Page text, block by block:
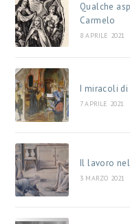
Qualche
Carmelo
8 APRILE 2021
I miracoli di
7 APRILE 2021
Il lavoro
3 MARZO 2021